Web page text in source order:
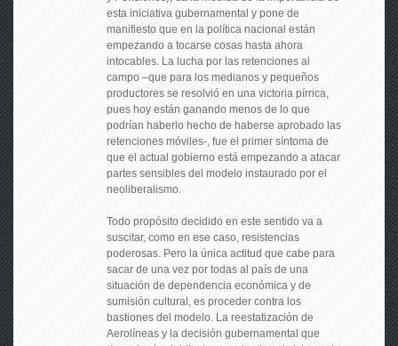
esta iniciativa gubernamental y pone de
manifiesto que en la política nacional están
empezando a tocarse cosas hasta ahora
intocables. La lucha por las retenciones al
campo –que para los medianos y pequeños
productores se resolvió en una victoria pírrica,
pues hoy están ganando menos de lo que
podrían haberlo hecho de haberse aprobado las
retenciones móviles-, fue el primer síntoma de
que el actual gobierno está empezando a atacar
partes sensibles del modelo instaurado por el
neoliberalismo.
Todo propósito decidido en este sentido va a
suscitar, como en ese caso, resistencias
poderosas. Pero la única actitud que cabe para
sacar de una vez por todas al país de una
situación de dependencia económica y de
sumisión cultural, es proceder contra los
bastiones del modelo. La reestatización de
Aerolíneas y la decisión gubernamental que